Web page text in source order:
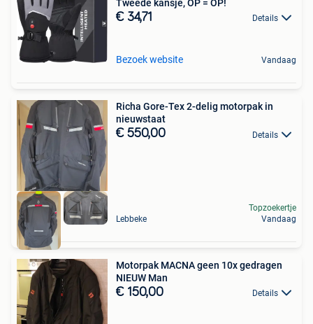
Tweede kansje, OP = OP!
€ 34,71 Details
Bezoek website Vandaag
Richa Gore-Tex 2-delig motorpak in
nieuwstaat
€ 550,00 Details
Lebbeke
Topzoekertje
Vandaag
Motorpak MACNA geen 10x gedragen
NIEUW Man
€ 150,00 Details